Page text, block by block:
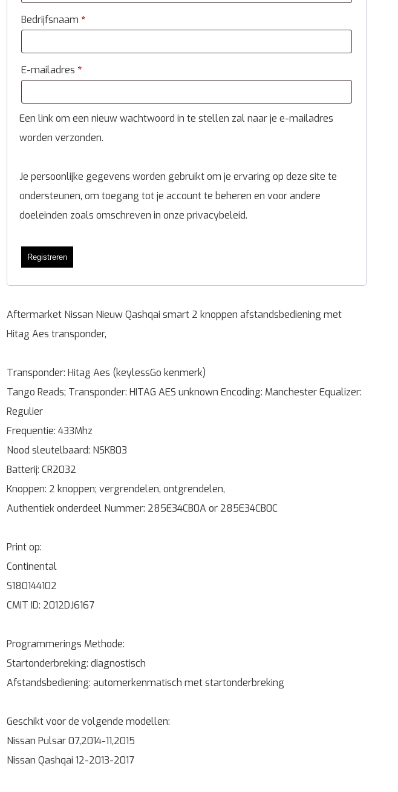
Bedrijfsnaam *
E-mailadres *
Een link om een nieuw wachtwoord in te stellen zal naar je e-mailadres
worden verzonden.
Je persoonlijke gegevens worden gebruikt om je ervaring op deze site te
ondersteunen, om toegang tot je account te beheren en voor andere
doeleinden zoals omschreven in onze privacybeleid.
Registreren
Aftermarket Nissan Nieuw Qashqai smart 2 knoppen afstandsbediening met
Hitag Aes transponder,
Transponder: Hitag Aes (keylessGo kenmerk)
Tango Reads; Transponder: HITAG AES unknown Encoding: Manchester Equalizer:
Regulier
Frequentie: 433Mhz
Nood sleutelbaard: NSKB03
Batterij: CR2032
Knoppen: 2 knoppen; vergrendelen, ontgrendelen,
Authentiek onderdeel Nummer: 285E34CB0A or 285E34CB0C
Print op:
Continental
S180144102
CMIT ID: 2012DJ6167
Programmerings Methode:
Startonderbreking: diagnostisch
Afstandsbediening: automerkenmatisch met startonderbreking
Geschikt voor de volgende modellen:
Nissan Pulsar 07,2014-11,2015
Nissan Qashqai 12-2013-2017